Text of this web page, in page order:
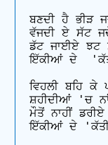
ਬਣਦੀ ਹੈ ਭੀੜ
ਵੱਜਦੀ ਏ ਸੱਟ
ਡੱਟ ਜਾਈਏ ਝਟ
ਇੱਕੀਆਂ ਦੇ
ਵਿਹਲੀ ਬਹਿ ਕੇ
ਸ਼ਹੀਦੀਆਂ 'ਚ
ਮੌਤੋਂ ਨਾਹੀਂ
ਇੱਕੀਆਂ ਦੇ 'ਕੱਤੀ